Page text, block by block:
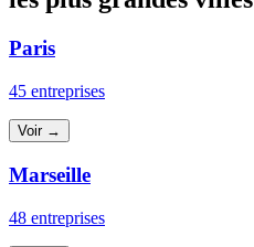
Paris
45 entreprises
Voir →
Marseille
48 entreprises